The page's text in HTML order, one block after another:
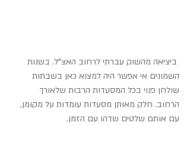
ביציאה מהשוק עברתי לרחוב האצ"ל. בשנות
השמונים אי אפשר היה למצוא כאן בשבתות
שולחן פנוי בכל המסעדות הרבות שלאורך
הרחוב. חלק מאותן מסעדות עומדות על מקומן,
עם אותם שלטים שדהו עם הזמן.